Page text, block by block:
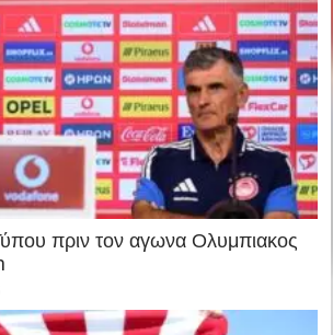
πριν τον αγωνα Ολυμπιακος